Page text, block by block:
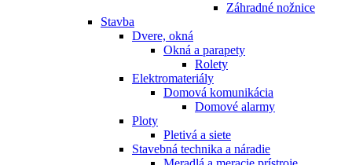
Záhradné nožnice
Stavba
Dvere, okná
Okná a parapety
Rolety
Elektromateriály
Domová komunikácia
Domové alarmy
Ploty
Pletivá a siete
Stavebná technika a náradie